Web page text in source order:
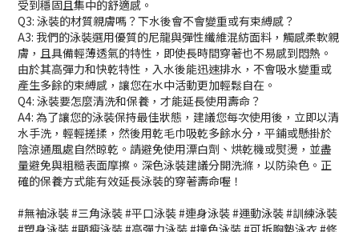
受到穩固且集中的舒適感。
Q3: 泳裝的材質親膚嗎？下水後會不會變重或有束縛感？
A3: 我們的泳裝選用優質的尼龍與彈性纖維混紡面料，觸感柔軟親
膚，且具備輕薄透氣的特性，即使長時間穿著也不易感到悶熱。
由於其高彈力和快乾特性，入水後能迅速排水，不會吸水變重或
產生多餘的束縛感，讓您在水中活動更加輕鬆自在。
Q4: 泳裝要怎麼清洗和保養，才能延長使用壽命？
A4: 為了讓您的泳裝保持最佳狀態，建議您每次使用後，立即以清
水手洗，輕輕搓揉，然後用乾毛巾吸乾多餘水分，平鋪或懸掛於
陰涼通風處自然晾乾。請避免使用漂白劑、烘乾機或熨燙，並盡
量避免與粗糙表面摩擦。深色泳裝建議分開洗滌，以防染色。正
確的保養方式能有效延長泳裝的穿著壽命喔！
#無袖泳裝 #三角泳裝 #平口泳裝 #連身泳裝 #運動泳裝 #訓練泳裝
#塑身泳裝 #顯瘦泳裝 #高彈力泳裝 #撞色泳裝 #可拆胸墊泳衣 #修